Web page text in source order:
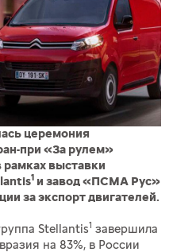
церемония
при «За рулем»
выставки
1 и завод «ПСМА Рус»
за экспорт двигателей.
Stellantis1 завершила
на 83%, в России